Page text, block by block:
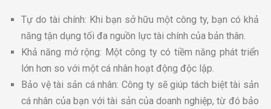
Tự do tài chính: Khi bạn sở hữu một công ty, bạn có khả
năng tận dụng tối đa nguồn lực tài chính của bản thân.
Khả năng mở rộng: Một công ty có tiềm năng phát triển
lớn hơn so với một cá nhân hoạt động độc lập.
Bảo vệ tài sản cá nhân: Công ty sẽ giúp tách biệt tài sản
cá nhân của bạn với tài sản của doanh nghiệp, từ đó bảo